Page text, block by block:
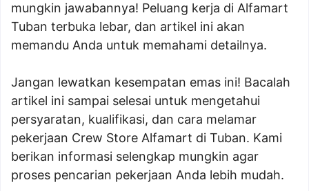
mungkin jawabannya! Peluang kerja di Alfamart
Tuban terbuka lebar, dan artikel ini akan
memandu Anda untuk memahami detailnya.
Jangan lewatkan kesempatan emas ini! Bacalah
artikel ini sampai selesai untuk mengetahui
persyaratan, kualifikasi, dan cara melamar
pekerjaan Crew Store Alfamart di Tuban. Kami
berikan informasi selengkap mungkin agar
proses pencarian pekerjaan Anda lebih mudah.